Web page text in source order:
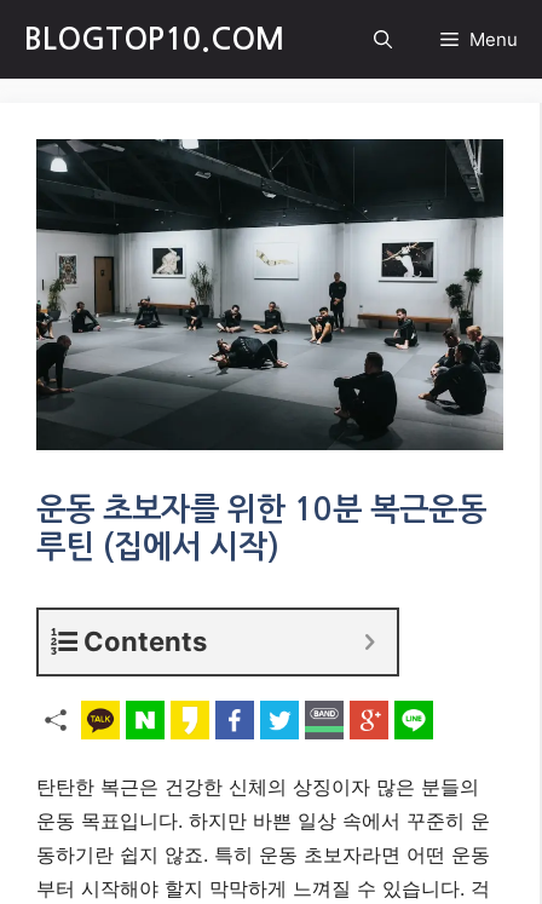
content
BLOGTOP10.COM Menu
운동 초보자를 위한 10분 복근운동
루틴 (집에서 시작)
Contents
탄탄한 복근은 건강한 신체의 상징이자 많은 분들의
운동 목표입니다. 하지만 바쁜 일상 속에서 꾸준히 운
동하기란 쉽지 않죠. 특히 운동 초보자라면 어떤 운동
부터 시작해야 할지 막막하게 느껴질 수 있습니다. 걱